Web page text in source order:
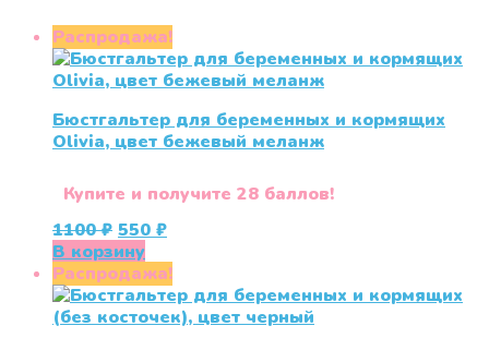
Распродажа!
Бюстгальтер для беременных и кормящих
Olivia, цвет бежевый меланж
Купите и получите 28 баллов!
1100₽ Первоначальная
цена
составляла
1100 ₽.
550₽Текущая
550 ₽.
В корзину
Распродажа!